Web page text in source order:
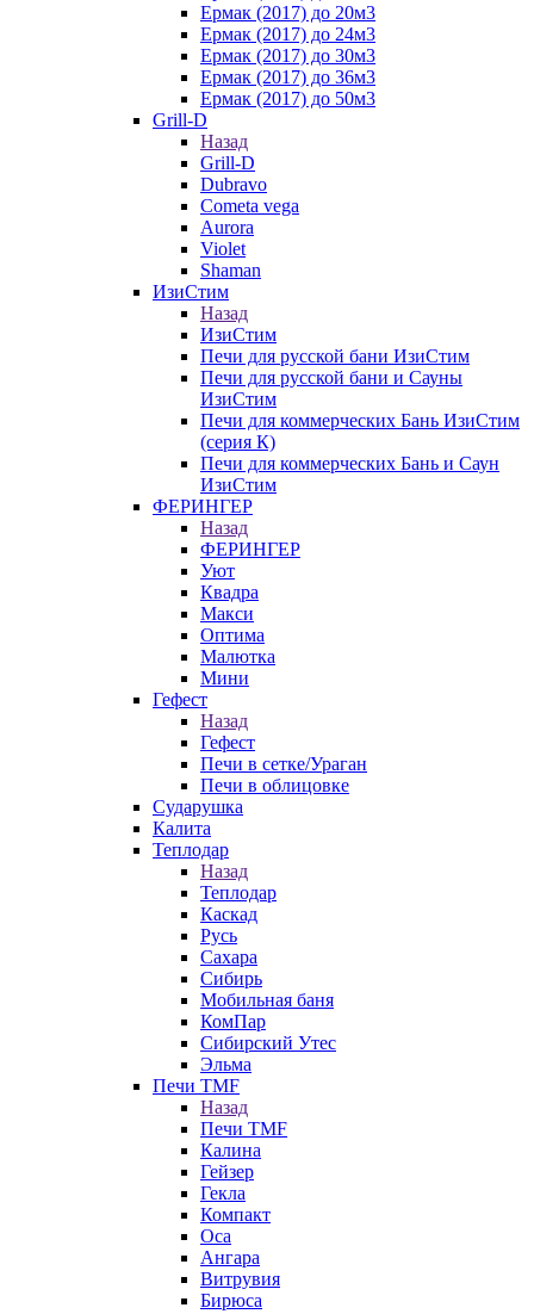
Ермак (2017) до 20м3
Ермак (2017) до 24м3
Ермак (2017) до 30м3
Ермак (2017) до 36м3
Ермак (2017) до 50м3
Grill-D
Назад
Grill-D
Dubravo
Cometa vega
Aurora
Violet
Shaman
ИзиСтим
Назад
ИзиСтим
Печи для русской бани ИзиСтим
Печи для русской бани и Сауны
ИзиСтим
Печи для коммерческих Бань ИзиСтим
(серия К)
Печи для коммерческих Бань и Саун
ИзиСтим
ФЕРИНГЕР
Назад
ФЕРИНГЕР
Уют
Квадра
Макси
Оптима
Малютка
Мини
Гефест
Назад
Гефест
Печи в сетке/Ураган
Печи в облицовке
Сударушка
Калита
Теплодар
Назад
Теплодар
Каскад
Русь
Сахара
Сибирь
Мобильная баня
КомПар
Сибирский Утес
Эльма
Печи TMF
Назад
Печи TMF
Калина
Гейзер
Гекла
Компакт
Оса
Ангара
Витрувия
Бирюса